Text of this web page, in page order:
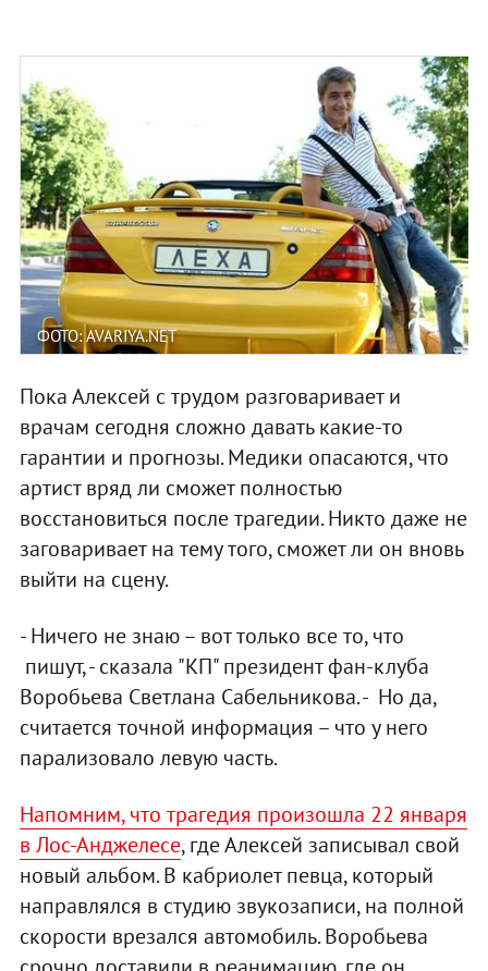
ФОТО: AVARIYA.NET
Пока Алексей с трудом разговаривает и
врачам сегодня сложно давать какие-то
гарантии и прогнозы. Медики опасаются, что
артист вряд ли сможет полностью
восстановиться после трагедии. Никто даже не
заговаривает на тему того, сможет ли он вновь
выйти на сцену.
- Ничего не знаю – вот только все то, что
пишут, - сказала "КП" президент фан-клуба
Воробьева Светлана Сабельникова. - Но да,
считается точной информация – что у него
парализовало левую часть.
Напомним, что трагедия произошла 22 января
в Лос-Анджелесе, где Алексей записывал свой
новый альбом. В кабриолет певца, который
направлялся в студию звукозаписи, на полной
скорости врезался автомобиль. Воробьева